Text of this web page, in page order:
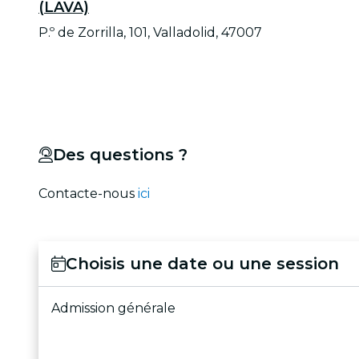
(LAVA)
P.º de Zorrilla, 101, Valladolid, 47007
Des questions ?
Contacte-nous ici
Choisis une date ou une session
Admission générale